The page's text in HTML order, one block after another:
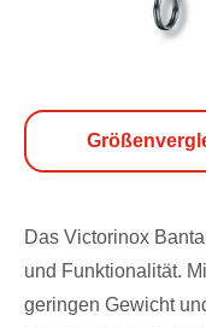
Das Victorinox
und Funktionalität.
geringen Gewicht